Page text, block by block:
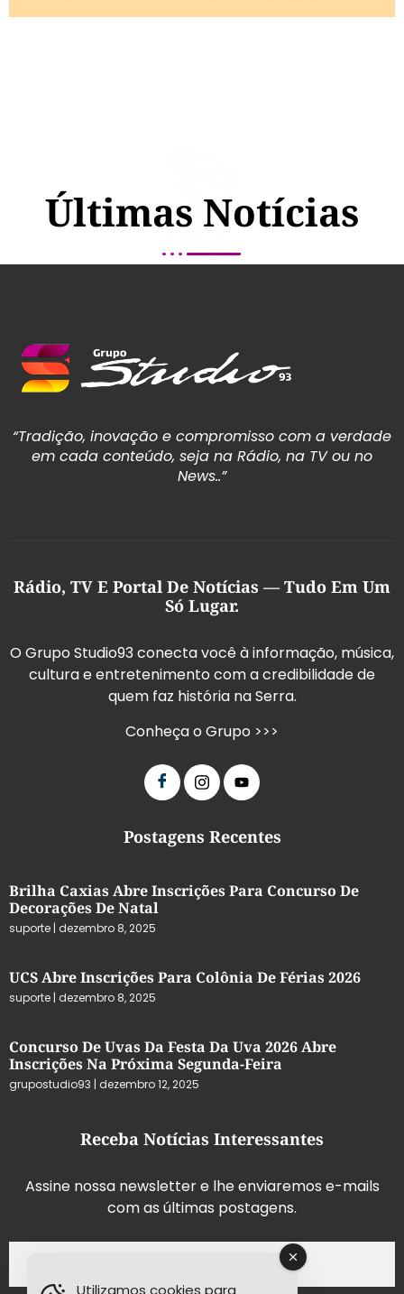
Últimas Notícias
“Tradição, inovação e compromisso com a verdade
em cada conteúdo, seja na Rádio, na TV ou no
News..”
Rádio, TV E Portal De Notícias — Tudo Em Um
Só Lugar.
O Grupo Studio93 conecta você à informação, música,
cultura e entretenimento com a credibilidade de
quem faz história na Serra.
Conheça o Grupo >>>
Postagens Recentes
Brilha Caxias Abre Inscrições Para Concurso De
Decorações De Natal
suporte dezembro 8, 2025
UCS Abre Inscrições Para Colônia De Férias 2026
suporte dezembro 8, 2025
Concurso De Uvas Da Festa Da Uva 2026 Abre
Inscrições Na Próxima Segunda-Feira
grupostudio93 dezembro 12, 2025
Receba Notícias Interessantes
Assine nossa newsletter e lhe enviaremos e-mails
com as últimas postagens.
Utilizamos cookies para